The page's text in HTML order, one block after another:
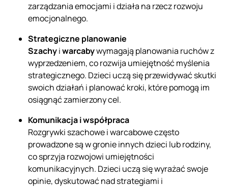
zarządzania emocjami i działa na rzecz rozwoju
emocjonalnego.
Strategiczne planowanie
Szachyiwarcabywymagają planowania ruchów z
wyprzedzeniem, co rozwija umiejętność myślenia
strategicznego. Dzieci uczą się przewidywać skutki
swoich działań i planować kroki, które pomogą im
osiągnąć zamierzony cel.
Komunikacja i współpraca
Rozgrywki szachowe i warcabowe często
prowadzone są w gronie innych dzieci lub rodziny,
co sprzyja rozwojowi umiejętności
komunikacyjnych. Dzieci uczą się wyrażać swoje
opinie, dyskutować nad strategiami i